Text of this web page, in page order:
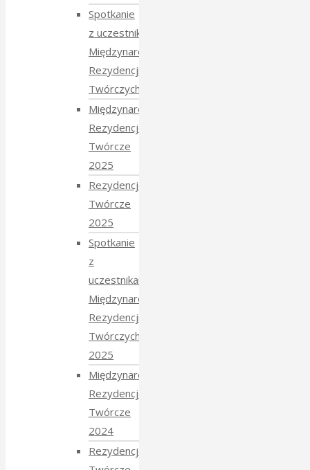
Spotkanie
z uczestnikami
Międzynarodowych
Rezydencji
Twórczych 2026
Międzynarodowe
Rezydencje
Twórcze
2025
Rezydencje
Twórcze
2025
Spotkanie
z
uczestnikami
Międzynarodowych
Rezydencji
Twórczych
2025
Międzynarodowe
Rezydencje
Twórcze
2024
Rezydencje